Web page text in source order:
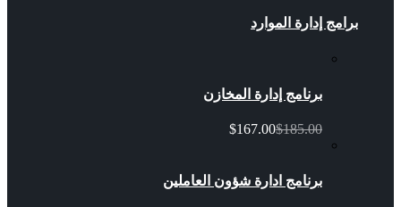
برامج إدارة الموارد
برنامج إدارة المخازن
$167.00$185.00
برنامج ادارة شؤون العاملين